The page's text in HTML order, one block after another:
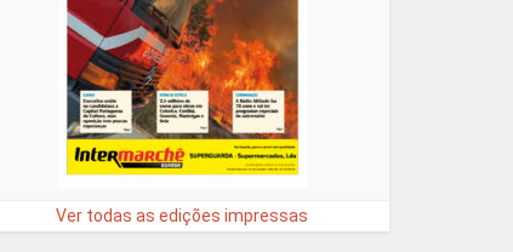
Ver todas as edições impressas